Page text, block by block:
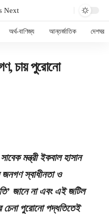
অর্থ-বাণিজ্য আন্তর্জাতিক দেশঘর
চায় পুরোনো
মন্ত্রী ইকবাল হাসান
জনগণ স্বাধীনতা ও
জানে না এবং এই জটিল
চেনা পুরোনো পদ্ধতিতেই